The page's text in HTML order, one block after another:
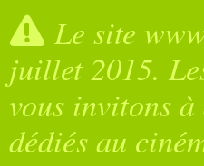
Le site
juillet 2015.
vous invitons
dédiés au